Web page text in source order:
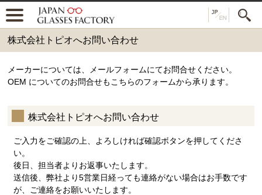
株式会社トピオへお問い合わせ
メーカーについては、メールフォームにてお問合せください。
OEM についてのお問合せもこちらのフォームから承ります。
株式会社トピオへお問い合わせ
ご入力をご確認の上、よろしければ確認ボタンを押してくださ
い。
後日、担当者よりお返事いたします。
送信後、弊社より5営業日経っても連絡がない場合はお手数です
が、ご連絡をお願いいたします。